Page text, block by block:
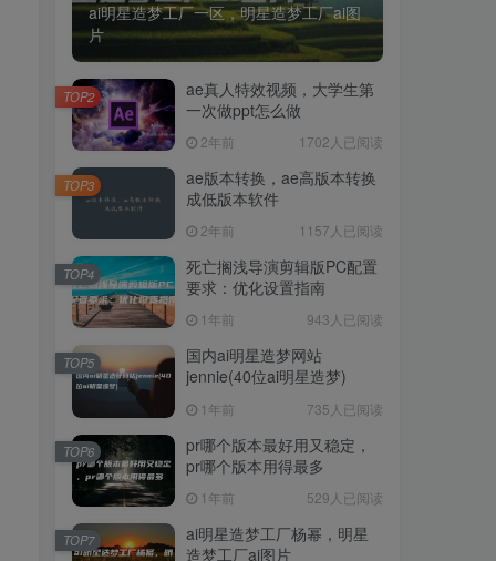
ai明星造梦工厂一区，明星造梦工厂ai图
片
ae真人特效视频，大学生第
一次做ppt怎么做
2年前 1702人已阅读
TOP2
ae版本转换，ae高版本转换
成低版本软件
2年前 1157人已阅读
TOP3
死亡搁浅导演剪辑版PC配置
要求：优化设置指南
1年前 943人已阅读
TOP4
国内ai明星造梦网站
jennie(40位ai明星造梦)
1年前 735人已阅读
TOP5
pr哪个版本最好用又稳定，
pr哪个版本用得最多
1年前 529人已阅读
TOP6
ai明星造梦工厂杨幂，明星
造梦工厂ai图片
TOP7